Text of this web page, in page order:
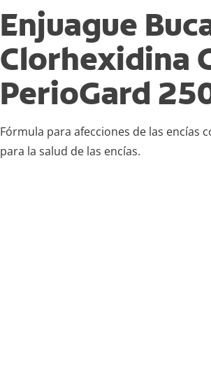
Enjuague
Clorhexidina
PerioGard
Fórmula para afecciones de las encías
para la salud de las encías.